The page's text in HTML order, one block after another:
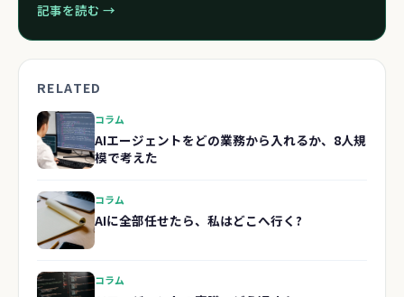
記事を読む →
RELATED
コラム
AIエージェントをどの業務から入れるか、8人規
模で考えた
コラム
AIに全部任せたら、私はどこへ行く?
コラム